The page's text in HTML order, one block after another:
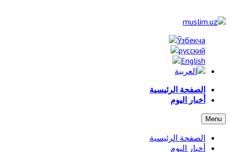
الصفحة الرئيسية
أخبار اليوم
Menu
الصفحة الرئيسية
أخبار اليوم